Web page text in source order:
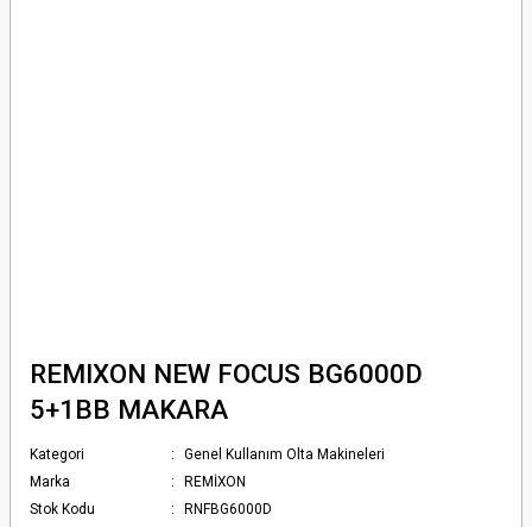
REMIXON NEW FOCUS BG6000D
5+1BB MAKARA
Kategori
Genel Kullanım Olta Makineleri
Marka
REMİXON
Stok Kodu
RNFBG6000D